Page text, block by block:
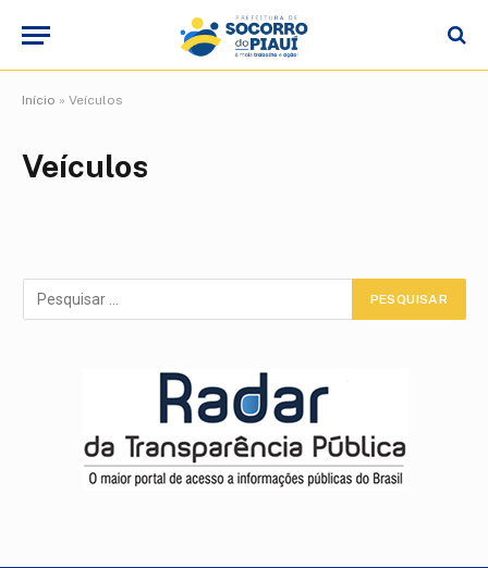
Início » Veículos
Veículos